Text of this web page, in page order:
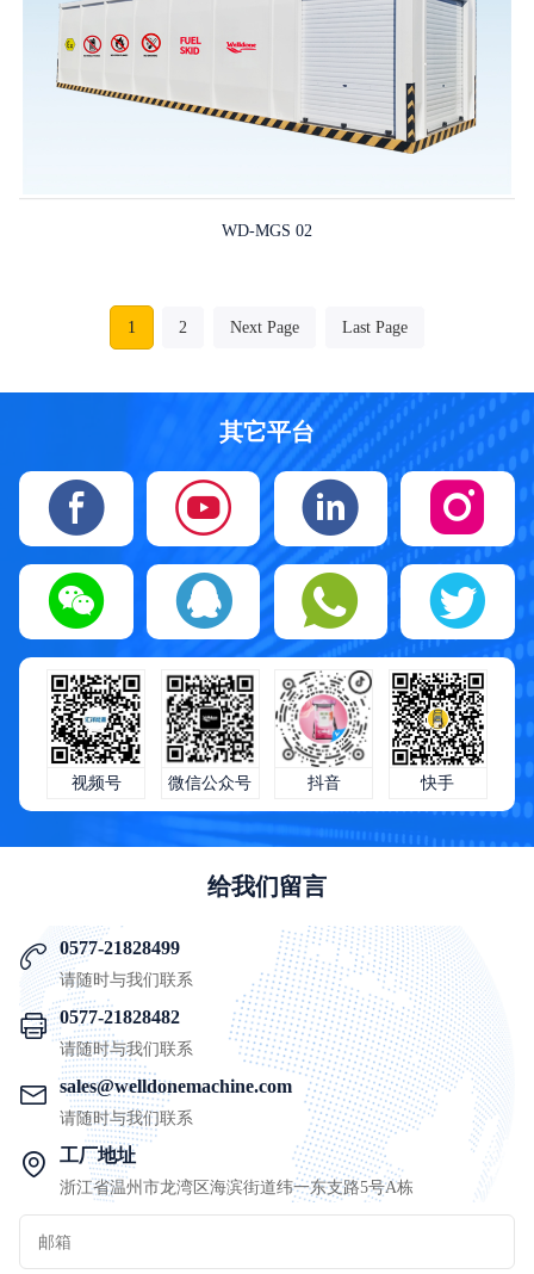
WD-MGS 02
1 2 Next Page Last Page
其它平台
视频号 微信公众号 抖音 快手
给我们留言
0577-21828499
请随时与我们联系
0577-21828482
请随时与我们联系
sales@welldonemachine.com
请随时与我们联系
工厂地址
浙江省温州市龙湾区海滨街道纬一东支路5号A栋